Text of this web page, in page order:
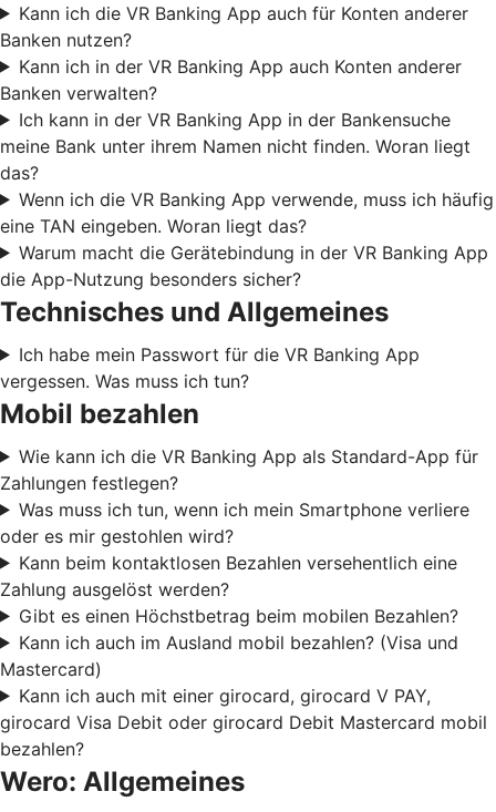
Kann ich die VR Banking App auch für Konten anderer
Banken nutzen?
Kann ich in der VR Banking App auch Konten anderer
Banken verwalten?
Ich kann in der VR Banking App in der Bankensuche
meine Bank unter ihrem Namen nicht finden. Woran liegt
das?
Wenn ich die VR Banking App verwende, muss ich häufig
eine TAN eingeben. Woran liegt das?
Warum macht die Gerätebindung in der VR Banking App
die App-Nutzung besonders sicher?
Technisches und Allgemeines
Ich habe mein Passwort für die VR Banking App
vergessen. Was muss ich tun?
Mobil bezahlen
Wie kann ich die VR Banking App als Standard-App für
Zahlungen festlegen?
Was muss ich tun, wenn ich mein Smartphone verliere
oder es mir gestohlen wird?
Kann beim kontaktlosen Bezahlen versehentlich eine
Zahlung ausgelöst werden?
Gibt es einen Höchstbetrag beim mobilen Bezahlen?
Kann ich auch im Ausland mobil bezahlen? (Visa und
Mastercard)
Kann ich auch mit einer girocard, girocard V PAY,
girocard Visa Debit oder girocard Debit Mastercard mobil
bezahlen?
Wero: Allgemeines